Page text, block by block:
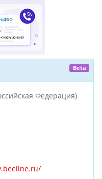
Beta
Федерация)